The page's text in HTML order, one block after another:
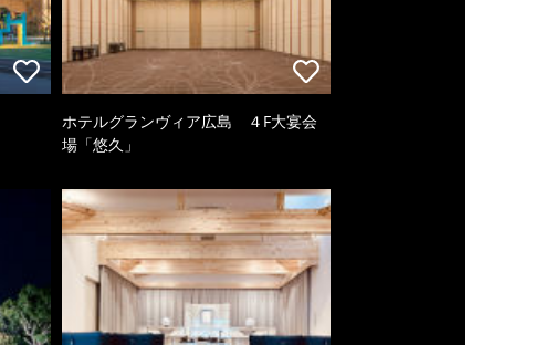
ホテルグランヴィア広島 ４F大宴会
場「悠久」